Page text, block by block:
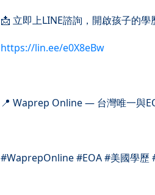
📩 立即上LINE諮詢，開啟孩子的學
https://lin.ee/e0X8eBw
📍 Waprep Online — 台灣唯一與
#WaprepOnline #EOA #美國學歷